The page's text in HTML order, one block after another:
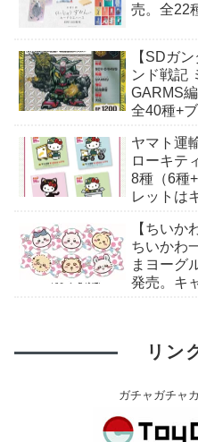
売。全22
【SDガ
ンド戦記
GARMS
全40種+
ヤマト運
ローキテ
8種（6種
レットは
【ちいか
ちいかわ
まヨーグ
発売。キ
リン
ガチャガチャ